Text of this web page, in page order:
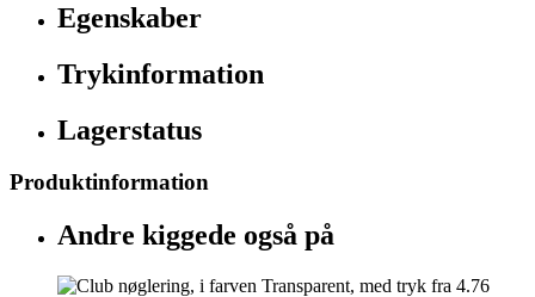
Egenskaber
Trykinformation
Lagerstatus
Produktinformation
Andre kiggede også på